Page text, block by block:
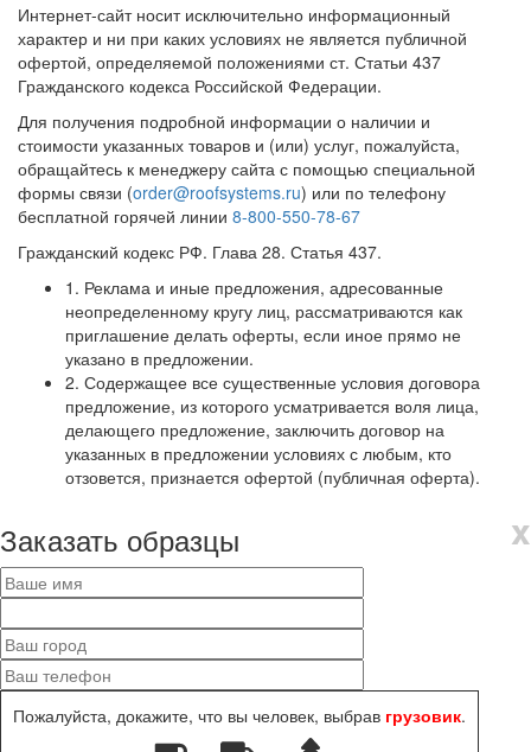
Интернет-сайт носит исключительно информационный
характер и ни при каких условиях не является публичной
офертой, определяемой положениями ст. Статьи 437
Гражданского кодекса Российской Федерации.
Для получения подробной информации о наличии и
стоимости указанных товаров и (или) услуг, пожалуйста,
обращайтесь к менеджеру сайта с помощью специальной
формы связи (order@roofsystems.ru) или по телефону
бесплатной горячей линии 8-800-550-78-67
Гражданский кодекс РФ. Глава 28. Статья 437.
1. Реклама и иные предложения, адресованные
неопределенному кругу лиц, рассматриваются как
приглашение делать оферты, если иное прямо не
указано в предложении.
2. Содержащее все существенные условия договора
предложение, из которого усматривается воля лица,
делающего предложение, заключить договор на
указанных в предложении условиях с любым, кто
отзовется, признается офертой (публичная оферта).
x
Заказать образцы
Пожалуйста, докажите, что вы человек, выбрав грузовик.